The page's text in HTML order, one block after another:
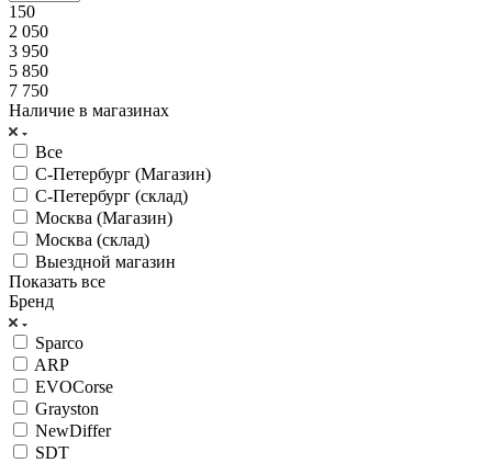
150
2 050
3 950
5 850
7 750
Наличие в магазинах
Все
С-Петербург (Магазин)
С-Петербург (склад)
Москва (Магазин)
Москва (склад)
Выездной магазин
Показать все
Бренд
Sparco
ARP
EVOCorse
Grayston
NewDiffer
SDT